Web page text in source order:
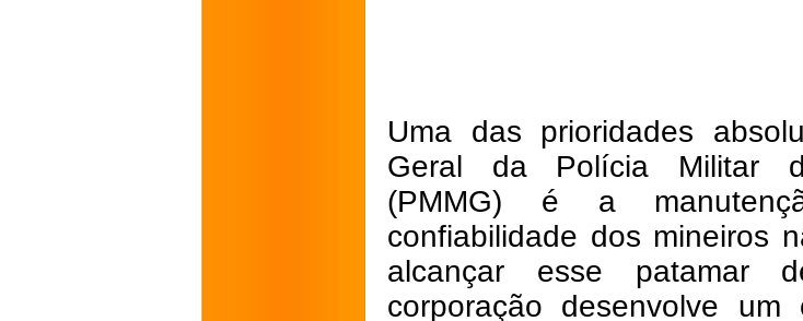
Uma das prioridades
Geral da Polícia Militar
(PMMG) é a
confiabilidade dos mineiros
alcançar esse patamar
corporação desenvolve